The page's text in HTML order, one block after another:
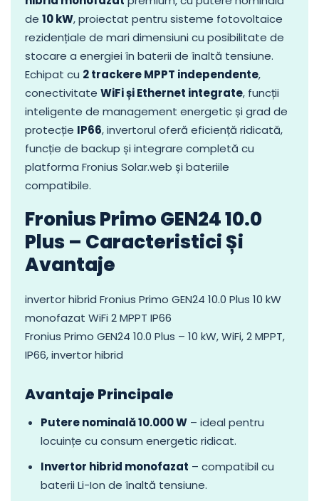
de 10 kW, proiectat pentru sisteme fotovoltaice
rezidențiale de mari dimensiuni cu posibilitate de
stocare a energiei în baterii de înaltă tensiune.
Echipat cu 2 trackere MPPT independente,
conectivitate WiFi și Ethernet integrate, funcții
inteligente de management energetic și grad de
protecție IP66, invertorul oferă eficiență ridicată,
funcție de backup și integrare completă cu
platforma Fronius Solar.web și bateriile
compatibile.
Fronius Primo GEN24 10.0
Plus – Caracteristici Și
Avantaje
invertor hibrid Fronius Primo GEN24 10.0 Plus 10 kW
monofazat WiFi 2 MPPT IP66
Fronius Primo GEN24 10.0 Plus – 10 kW, WiFi, 2 MPPT,
IP66, invertor hibrid
Avantaje Principale
Putere nominală 10.000 W – ideal pentru
locuințe cu consum energetic ridicat.
Invertor hibrid monofazat – compatibil cu
baterii Li-Ion de înaltă tensiune.